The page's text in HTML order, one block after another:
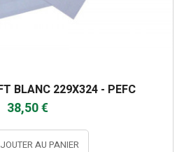
BLANC 229X324 - PEFC
38,50 €
AU PANIER